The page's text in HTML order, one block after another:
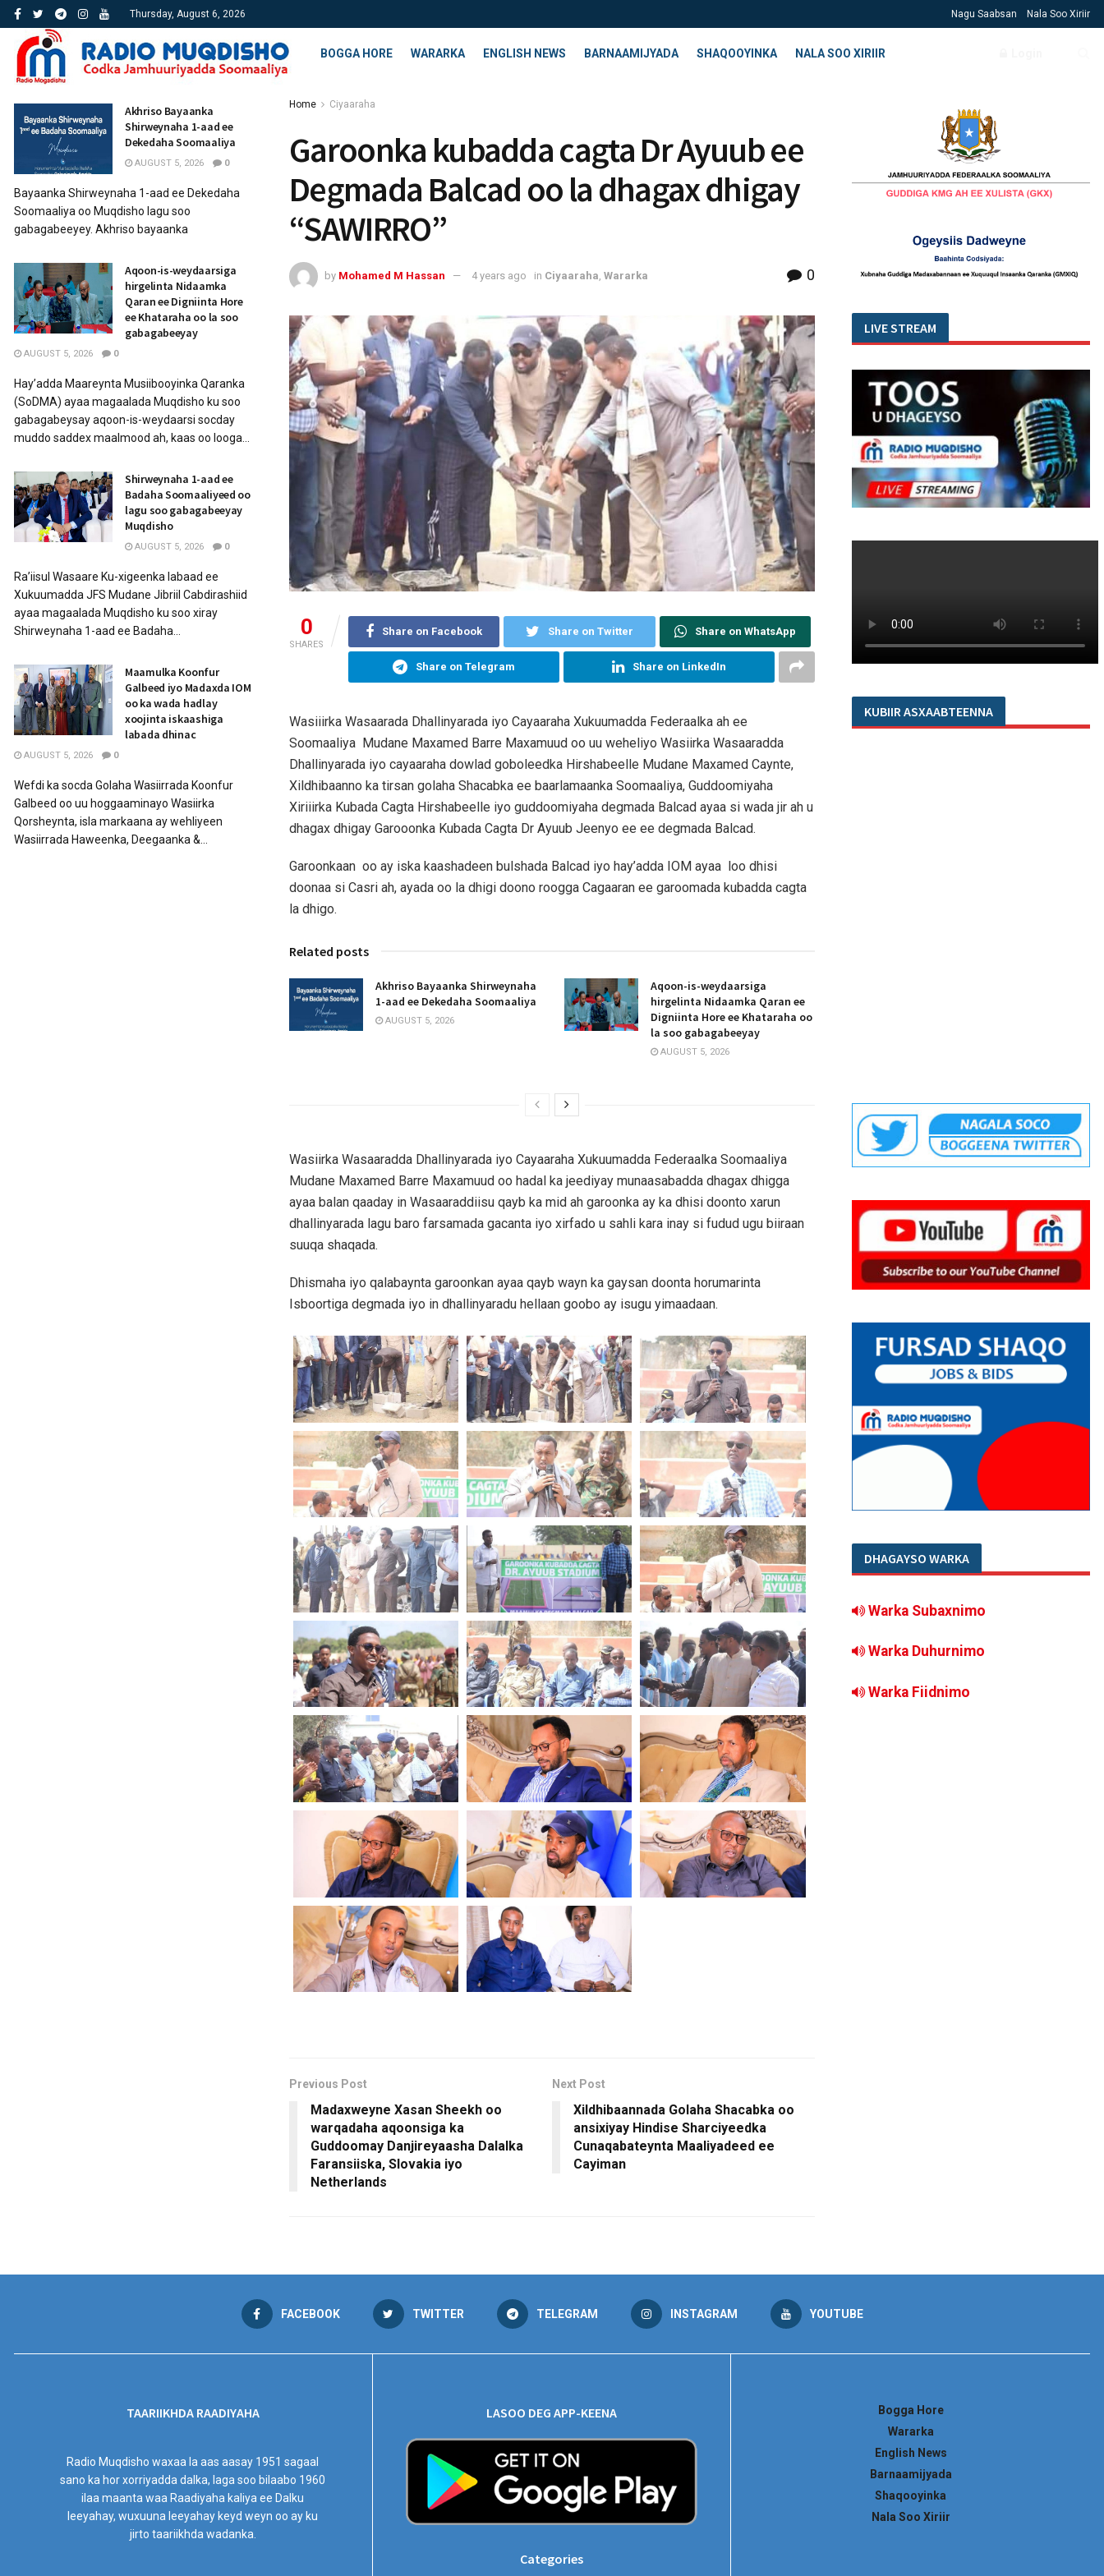
Thursday, August 6, 2026 Nagu Saabsan Nala Soo Xiriir
BOGGA HORE WARARKA ENGLISH NEWS BARNAAMIJYADA SHAQOOYINKA NALA SOO XIRIIR
Home Ciyaaraha
Garoonka kubadda cagta Dr Ayuub ee
Degmada Balcad oo la dhagax dhigay
“SAWIRRO”
by Mohamed M Hassan 4 years ago in Ciyaaraha Wararka 0
0
SHARES
Share on Facebook Share on Twitter Share on WhatsApp
Share on Telegram Share on LinkedIn
Wasiiirka Wasaarada Dhallinyarada iyo Cayaaraha Xukuumadda Federaalka ah ee
Soomaaliya Mudane Maxamed Barre Maxamuud oo uu weheliyo Wasiirka Wasaaradda
Dhallinyarada iyo cayaaraha dowlad goboleedka Hirshabeelle Mudane Maxamed Caynte,
Xildhibaanno ka tirsan golaha Shacabka ee baarlamaanka Soomaaliya, Guddoomiyaha
Xiriiirka Kubada Cagta Hirshabeelle iyo guddoomiyaha degmada Balcad ayaa si wada jir ah u
dhagax dhigay Garooonka Kubada Cagta Dr Ayuub Jeenyo ee ee degmada Balcad.
Garoonkaan oo ay iska kaashadeen bulshada Balcad iyo hay’adda IOM ayaa loo dhisi
doonaa si Casri ah, ayada oo la dhigi doono roogga Cagaaran ee garoomada kubadda cagta
la dhigo.
Related posts
Akhriso Bayaanka Shirweynaha
1-aad ee Dekedaha Soomaaliya
AUGUST 5, 2026
Aqoon-is-weydaarsiga
hirgelinta Nidaamka Qaran ee
Digniinta Hore ee Khataraha oo
la soo gabagabeeyay
AUGUST 5, 2026
Wasiirka Wasaaradda Dhallinyarada iyo Cayaaraha Xukuumadda Federaalka Soomaaliya
Mudane Maxamed Barre Maxamuud oo hadal ka jeediyay munaasabadda dhagax dhigga
ayaa balan qaaday in Wasaaraddiisu qayb ka mid ah garoonka ay ka dhisi doonto xarun
dhallinyarada lagu baro farsamada gacanta iyo xirfado u sahli kara inay si fudud ugu biiraan
suuqa shaqada.
Dhismaha iyo qalabaynta garoonkan ayaa qayb wayn ka gaysan doonta horumarinta
Isboortiga degmada iyo in dhallinyaradu hellaan goobo ay isugu yimaadaan.
Previous Post
Madaxweyne Xasan Sheekh oo
warqadaha aqoonsiga ka
Guddoomay Danjireyaasha Dalalka
Faransiiska, Slovakia iyo
Netherlands
Next Post
Xildhibaannada Golaha Shacabka oo
ansixiyay Hindise Sharciyeedka
Cunaqabateynta Maaliyadeed ee
Cayiman
Akhriso Bayaanka
Shirweynaha 1-aad ee
Dekedaha Soomaaliya
AUGUST 5, 2026 0
Bayaanka Shirweynaha 1-aad ee Dekedaha
Soomaaliya oo Muqdisho lagu soo
gabagabeeyey. Akhriso bayaanka
Aqoon-is-weydaarsiga
hirgelinta Nidaamka
Qaran ee Digniinta Hore
ee Khataraha oo la soo
gabagabeeyay
AUGUST 5, 2026 0
Hay’adda Maareynta Musiibooyinka Qaranka
(SoDMA) ayaa magaalada Muqdisho ku soo
gabagabeysay aqoon-is-weydaarsi socday
muddo saddex maalmood ah, kaas oo looga...
Shirweynaha 1-aad ee
Badaha Soomaaliyeed oo
lagu soo gabagabeeyay
Muqdisho
AUGUST 5, 2026 0
Ra’iisul Wasaare Ku-xigeenka labaad ee
Xukuumadda JFS Mudane Jibriil Cabdirashiid
ayaa magaalada Muqdisho ku soo xiray
Shirweynaha 1-aad ee Badaha...
Maamulka Koonfur
Galbeed iyo Madaxda IOM
oo ka wada hadlay
xoojinta iskaashiga
labada dhinac
AUGUST 5, 2026 0
Wefdi ka socda Golaha Wasiirrada Koonfur
Galbeed oo uu hoggaaminayo Wasiirka
Qorsheynta, isla markaana ay wehliyeen
Wasiirrada Haweenka, Deegaanka &...
LIVE STREAM
KUBIIR ASXAABTEENNA
DHAGAYSO WARKA
Warka Subaxnimo
Warka Duhurnimo
Warka Fiidnimo
FACEBOOK TWITTER TELEGRAM INSTAGRAM YOUTUBE
TAARIIKHDA RAADIYAHA
Radio Muqdisho waxaa la aas aasay 1951 sagaal
sano ka hor xorriyadda dalka, laga soo bilaabo 1960
ilaa maanta waa Raadiyaha kaliya ee Dalku
leeyahay, wuxuuna leeyahay keyd weyn oo ay ku
jirto taariikhda wadanka.
LASOO DEG APP-KEENA
Categories
Bogga Hore
Wararka
English News
Barnaamijyada
Shaqooyinka
Nala Soo Xiriir